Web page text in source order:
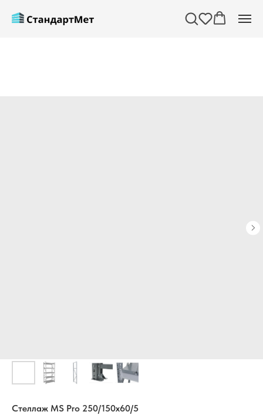
Стеллаж MS Pro 250/150x60/5